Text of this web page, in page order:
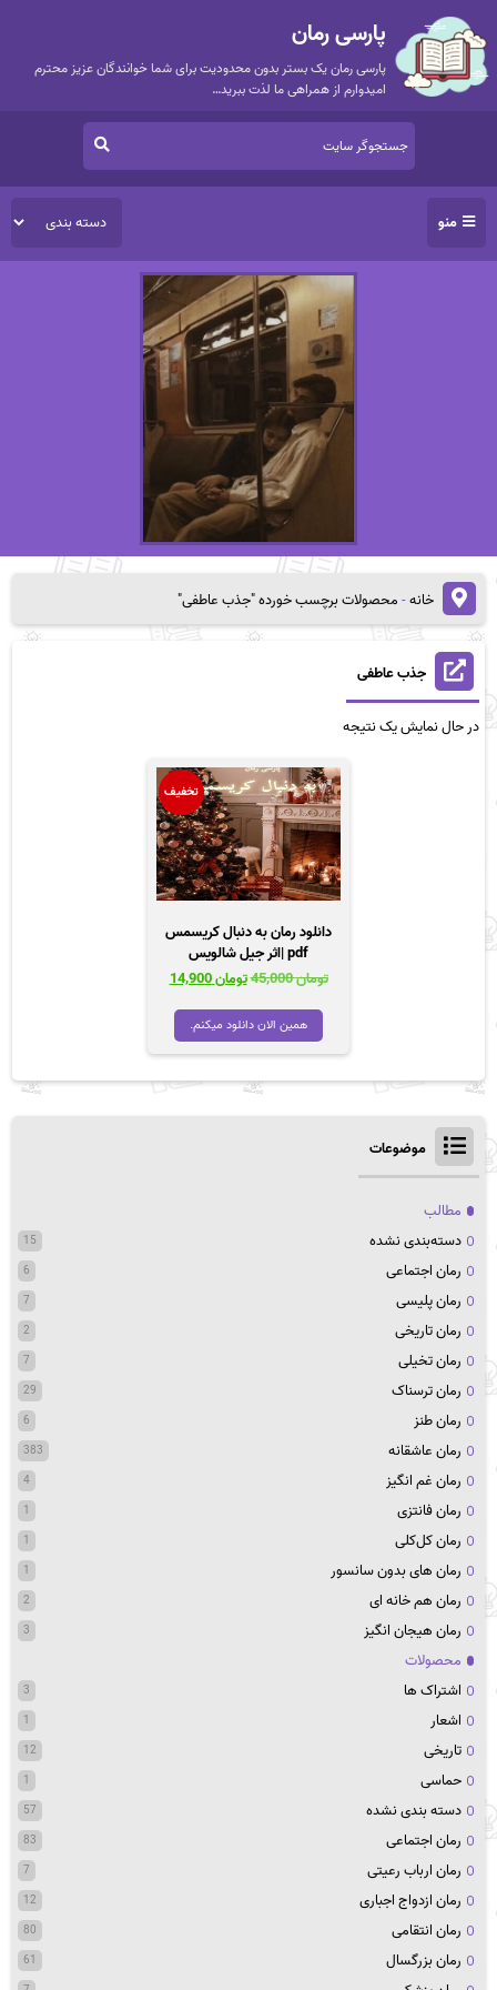
پارسی رمان
پارسی رمان یک بستر بدون محدودیت برای شما خوانندگان عزیز محترم
امیدوارم از همراهی ما لذت ببرید…
منو
خانه-محصولات برچسب خورده "جذب عاطفی"
جذب عاطفی
در حال نمایش یک نتیجه
تخفیف
دانلود رمان به دنبال کریسمس
pdf |اثر جیل شالویس
تومان45,000
قیمت
تومان 45,000
بود.
تومان14,900
همین الان دانلود میکنم.
موضوعات
مطالب
دسته‌بندی نشده
15
رمان اجتماعی 6
رمان پلیسی 7
رمان تاریخی 2
رمان تخیلی 7
رمان ترسناک 29
رمان طنز 6
رمان عاشقانه 383
رمان غم انگیز 4
رمان فانتزی 1
رمان کل‌کلی 1
رمان های بدون سانسور 1
رمان هم خانه ای 2
رمان هیجان انگیز 3
محصولات
اشتراک ها
3
اشعار 1
تاریخی 12
حماسی 1
دسته بندی نشده 57
رمان اجتماعی 83
رمان ارباب رعیتی 7
رمان ازدواج اجباری 12
رمان انتقامی 80
رمان بزرگسال 61